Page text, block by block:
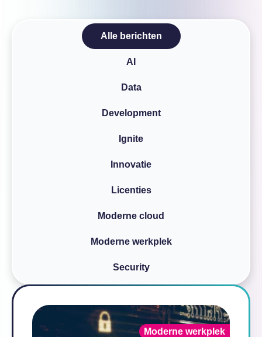
Over InSpark
Werken bij InSparkAlle berichten
AI
Data
Development
Ignite
Innovatie
Licenties
Moderne cloud
Moderne werkplek
Security
Moderne werkplek